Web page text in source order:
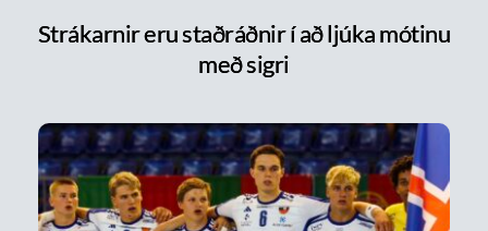
Strákarnir eru staðráðnir í að ljúka mótinu
með sigri